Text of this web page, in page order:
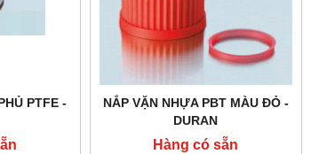
PTFE -
NẮP VẶN NHỰA PBT MÀU ĐỎ -
DURAN
Hàng có sẵn